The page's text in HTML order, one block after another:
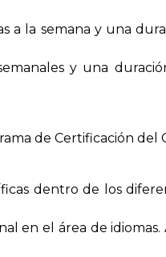
a la semana y una
y una
de Certificación del
dentro de los
en el área de